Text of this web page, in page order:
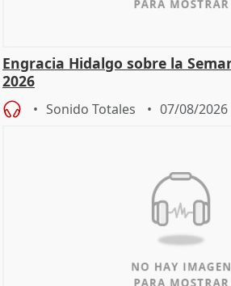
Engracia Hidalgo sobre la
2026
Sonido Totales 07/08/2026